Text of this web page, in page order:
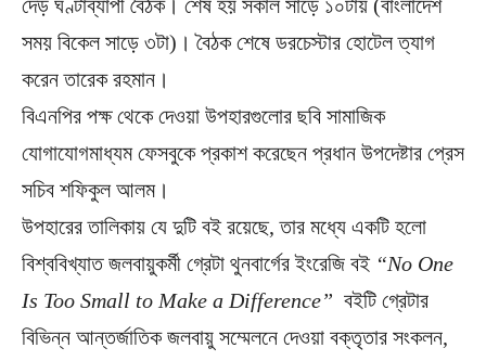
দেড় ঘণ্টাব্যাপী বৈঠক। শেষ হয় সকাল সাড়ে ১০টায় (বাংলাদেশ
সময় বিকেল সাড়ে ৩টা)। বৈঠক শেষে ডরচেস্টার হোটেল ত্যাগ
করেন তারেক রহমান।
বিএনপির পক্ষ থেকে দেওয়া উপহারগুলোর ছবি সামাজিক
যোগাযোগমাধ্যম ফেসবুকে প্রকাশ করেছেন প্রধান উপদেষ্টার প্রেস
সচিব শফিকুল আলম।
উপহারের তালিকায় যে দুটি বই রয়েছে, তার মধ্যে একটি হলো
বিশ্ববিখ্যাত জলবায়ুকর্মী গ্রেটা থুনবার্গের ইংরেজি বই “No One
Is Too Small to Make a Difference” বইটি গ্রেটার
বিভিন্ন আন্তর্জাতিক জলবায়ু সম্মেলনে দেওয়া বক্তৃতার সংকলন,